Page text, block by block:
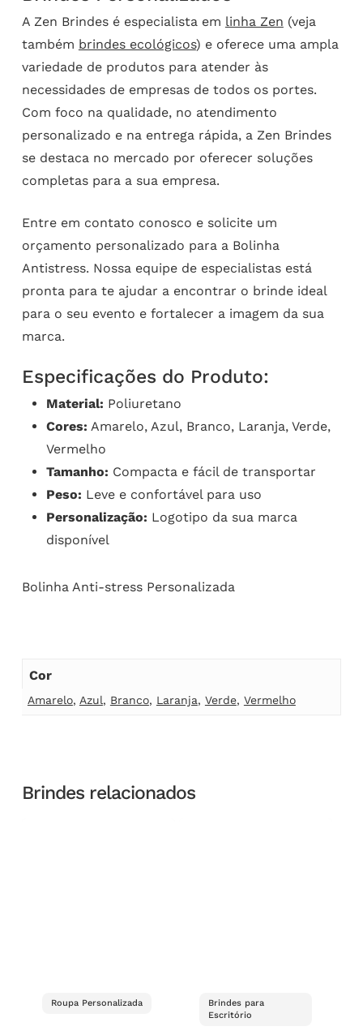
A Zen Brindes é especialista em linha Zen (veja
também brindes ecológicos) e oferece uma ampla
variedade de produtos para atender às
necessidades de empresas de todos os portes.
Com foco na qualidade, no atendimento
personalizado e na entrega rápida, a Zen Brindes
se destaca no mercado por oferecer soluções
completas para a sua empresa.
Entre em contato conosco e solicite um
orçamento personalizado para a Bolinha
Antistress. Nossa equipe de especialistas está
pronta para te ajudar a encontrar o brinde ideal
para o seu evento e fortalecer a imagem da sua
marca.
Especificações do Produto:
Material: Poliuretano
Cores: Amarelo, Azul, Branco, Laranja, Verde,
Vermelho
Tamanho: Compacta e fácil de transportar
Peso: Leve e confortável para uso
Personalização: Logotipo da sua marca
disponível
Bolinha Anti-stress Personalizada
Cor
Amarelo, Azul, Branco, Laranja, Verde, Vermelho
Brindes relacionados
Roupa Personalizada
Brindes para
Escritório